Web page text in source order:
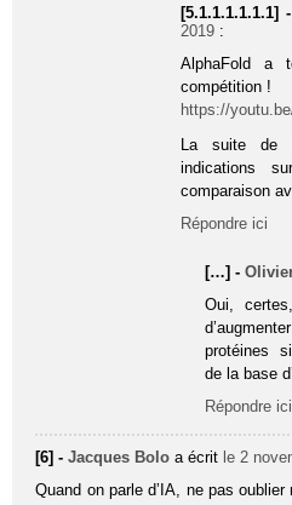
[5.1.1.1.1.1.1] -
2019 :
AlphaFold a
compétition !
https://
La suite de
indications
comparaison
Répondre ici
[…] -
Oui,
protéines
de la base
Répondre ici
[6] -Jacques Bolo a écrit le 2
Quand on parle d’IA, ne pas